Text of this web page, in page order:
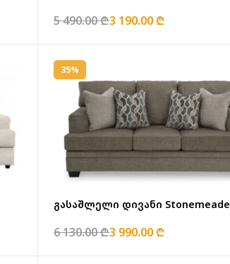
5 490.00 ₾3 190.00 ₾
35%
გასაშლელი დივანი Stonemeade
6 130.00 ₾3 990.00 ₾